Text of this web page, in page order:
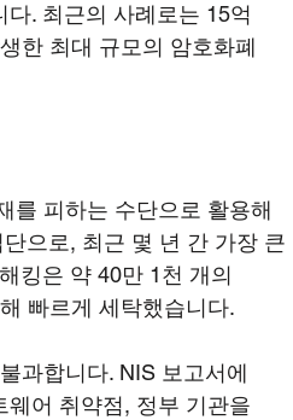
. 최근의 사례로는 15억
한 최대 규모의 암호화폐
를 피하는 수단으로 활용해
으로, 최근 몇 년 간 가장 큰
킹은 약 40만 1천 개의
빠르게 세탁했습니다.
과합니다. NIS 보고서에
어 취약점, 정부 기관을